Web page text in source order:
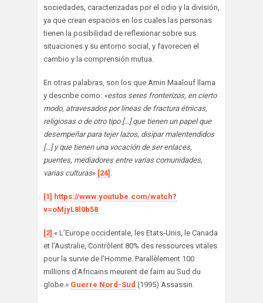
sociedades, caracterizadas por el odio y la división,
ya que crean espacios en los cuales las personas
tienen la posibilidad de reflexionar sobre sus
situaciones y su entorno social, y favorecen el
cambio y la comprensión mutua.
En otras palabras, son los que Amin Maalouf llama
y describe como: «estos seres fronterizos, en cierto
modo, atravesados por líneas de fractura étnicas,
religiosas o de otro tipo […] que tienen un papel que
desempeñar para tejer lazos, disipar malentendidos
[…] y que tienen una vocación de ser enlaces,
puentes, mediadores entre varias comunidades,
varias culturas» [24] .
[1] https://www.youtube.com/watch?
v=oMjyL8l0b58
[2] « L’Europe occidentale, les Etats-Unis, le Canada
et l’Australie, Contrôlent 80% des ressources vitales
pour la survie de l’Homme. Parallèlement 100
millions d’Africains meurent de faim au Sud du
globe.» Guerre Nord-Sud (1995) Assassin.